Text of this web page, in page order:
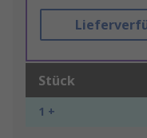
Stück
1 +